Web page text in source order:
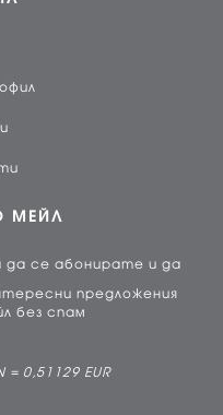
МЕЙЛ
да се абонирате и да
предложения
без спам
= 0,51129 EUR